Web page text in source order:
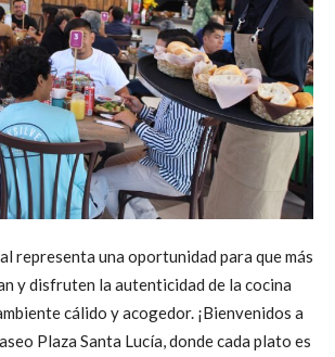
representa una oportunidad para que más
y disfruten la autenticidad de la cocina
cálido y acogedor. ¡Bienvenidos a
Plaza Santa Lucía, donde cada plato es